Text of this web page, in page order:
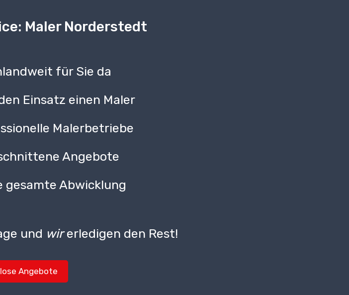
Maler Norderstedt
für Sie da
Einsatz einen Maler
Malerbetriebe
Angebote
gesamte Abwicklung
und wirerledigen den Rest!
Angebote